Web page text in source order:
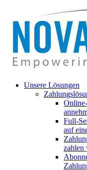
Unsere Lösungen
Full-
auf
zahlen